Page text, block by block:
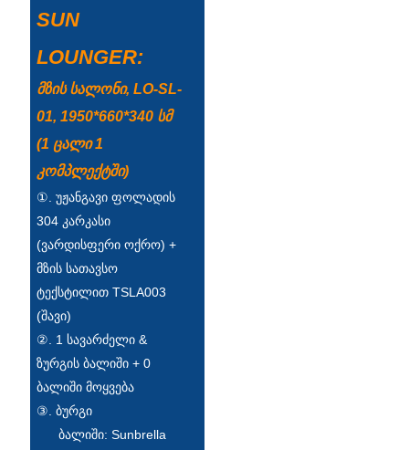
SUN
LOUNGER:
მზის სალონი, LO-SL-
01, 1950*660*340 სმ
(1 ცალი 1
კომპლექტში)
①. უჟანგავი ფოლადის
304 კარკასი
(ვარდისფერი ოქრო) +
მზის სათავსო
ტექსტილით TSLA003
(შავი)
②. 1 სავარძელი &
ზურგის ბალიში + 0
ბალიში მოყვება
③. ბურგი
ბალიში: Sunbrella